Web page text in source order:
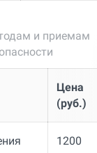
и приемам
Цена
(руб.)
1200